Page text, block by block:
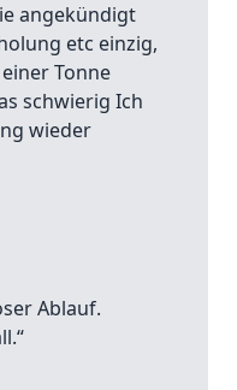
angekündigt
etc einzig,
Tonne
schwierig Ich
wieder
Ablauf.